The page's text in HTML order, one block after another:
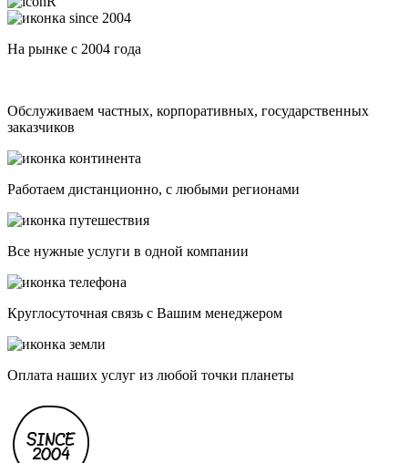
На рынке с 2004 года
Обслуживаем частных, корпоративных, государственных
заказчиков
Работаем дистанционно, с любыми регионами
Все нужные услуги в одной компании
Круглосуточная связь с Вашим менеджером
Оплата наших услуг из любой точки планеты